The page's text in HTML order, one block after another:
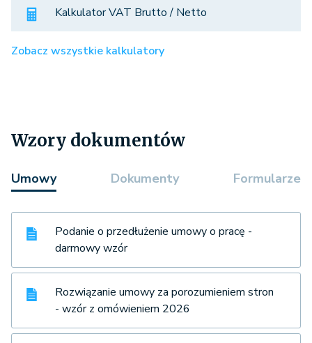
Kalkulator VAT Brutto / Netto
Zobacz wszystkie kalkulatory
Wzory dokumentów
Umowy Dokumenty Formularze
Podanie o przedłużenie umowy o pracę -
darmowy wzór
Rozwiązanie umowy za porozumieniem stron
- wzór z omówieniem 2026